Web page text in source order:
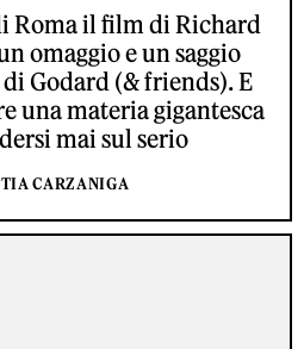
Roma il film di Richard
omaggio e un saggio
Godard (& friends). E
una materia gigantesca
mai sul serio
CARZANIGA